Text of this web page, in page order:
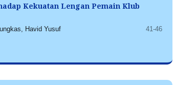
Kekuatan Lengan Pemain Klub
Havid Yusuf 41-46